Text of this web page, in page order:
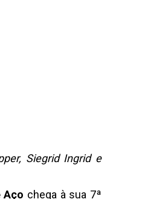
Siegrid Ingrid e
Aço chega à sua 7ª